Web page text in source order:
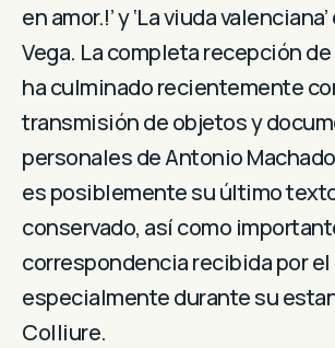
en amor.!’ y ‘La viuda
Vega. La completa recepción
ha culminado recientemente
transmisión de objetos y
personales de Antonio
es posiblemente su último
conservado, así como
correspondencia recibida por el
especialmente durante su
Colliure.